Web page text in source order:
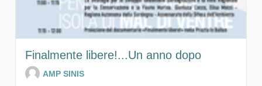
Finalmente libere!...Un anno dopo
AMP SINIS